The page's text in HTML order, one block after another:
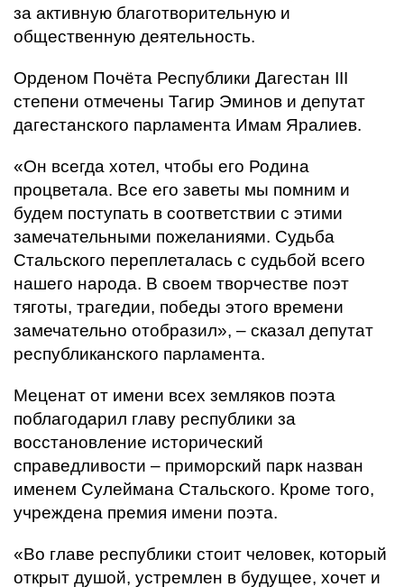
за активную благотворительную и
общественную деятельность.
Орденом Почёта Республики Дагестан ІІІ
степени отмечены Тагир Эминов и депутат
дагестанского парламента Имам Яралиев.
«Он всегда хотел, чтобы его Родина
процветала. Все его заветы мы помним и
будем поступать в соответствии с этими
замечательными пожеланиями. Судьба
Стальского переплеталась с судьбой всего
нашего народа. В своем творчестве поэт
тяготы, трагедии, победы этого времени
замечательно отобразил», – сказал депутат
республиканского парламента.
Меценат от имени всех земляков поэта
поблагодарил главу республики за
восстановление исторический
справедливости – приморский парк назван
именем Сулеймана Стальского. Кроме того,
учреждена премия имени поэта.
«Во главе республики стоит человек, который
открыт душой, устремлен в будущее, хочет и